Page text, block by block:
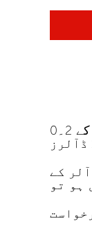
ایک ایکیٹو اکاونٹ سے مراد وہ اکاونٹ ہے کہ جس میں اس پروگرام کے آغاذ سے لے کر ابتک مارکیٹ لاٹس کی تعداد اس کو حاصل ہونے والے نفع کے 2۔0
فیصد سے بڑھتی ہوئی ہو - ایک مارکیٹ لاٹ 10 انسٹا فاریکس لاٹس کے برابر ہے جو کہ 2 مارکیٹ لاٹس یعنی 20 انسٹا فاریکس لاٹس بنی ہے اور 1000 ڈآلرز
اور اس کا ایفی لی ایٹ گروپ اس کے تجارتی اکاونٹ پر سے بنا ہوا ہو یا اس میں قریبی رشرہ دار شامل ہوں تو وہ یہ 500 ڈآلر کے
ہو تو